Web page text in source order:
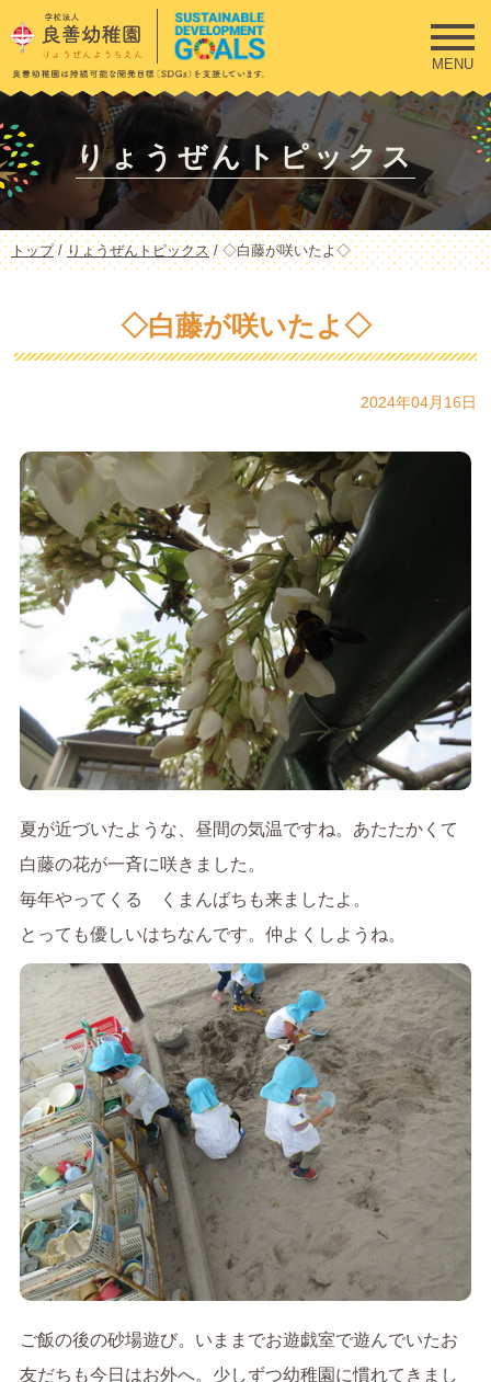
このページの本文へ
MENU
りょうぜんトピックス
現
在
トップ/りょうぜんトピックス /◇白藤が咲いたよ◇
◇白藤が咲いたよ◇
2024年04月16日
夏が近づいたような、昼間の気温ですね。あたたかくて
白藤の花が一斉に咲きました。
毎年やってくる くまんばちも来ましたよ。
とっても優しいはちなんです。仲よくしようね。
ご飯の後の砂場遊び。いままでお遊戯室で遊んでいたお
友だちも今日はお外へ。少しずつ幼稚園に慣れてきまし